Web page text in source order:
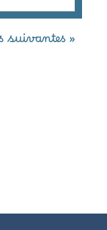
suivantes »